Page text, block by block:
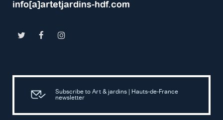
info[a]artetjardins-hdf.com
Subscribe to Art & jardins | Hauts-de-France
newsletter